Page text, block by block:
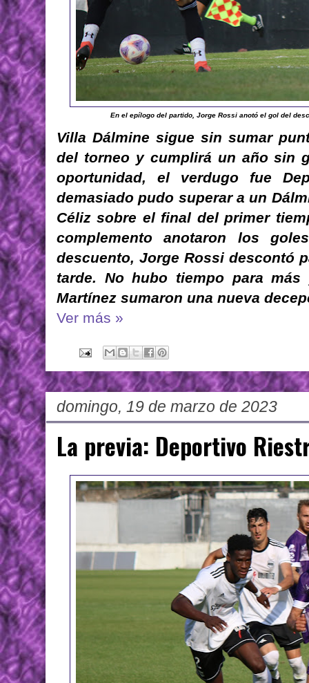
En el epílogo del partido, Jorge Rossi anotó el gol del
Villa Dálmine sigue sin sumar
del torneo y cumplirá un año sin
oportunidad, el verdugo fue
demasiado pudo superar a un
Céliz sobre el final del primer
complemento anotaron los
descuento, Jorge Rossi descontó
tarde. No hubo tiempo para
Martínez sumaron una nueva
Ver más »
domingo, 19 de marzo de 2023
La previa: Deportivo